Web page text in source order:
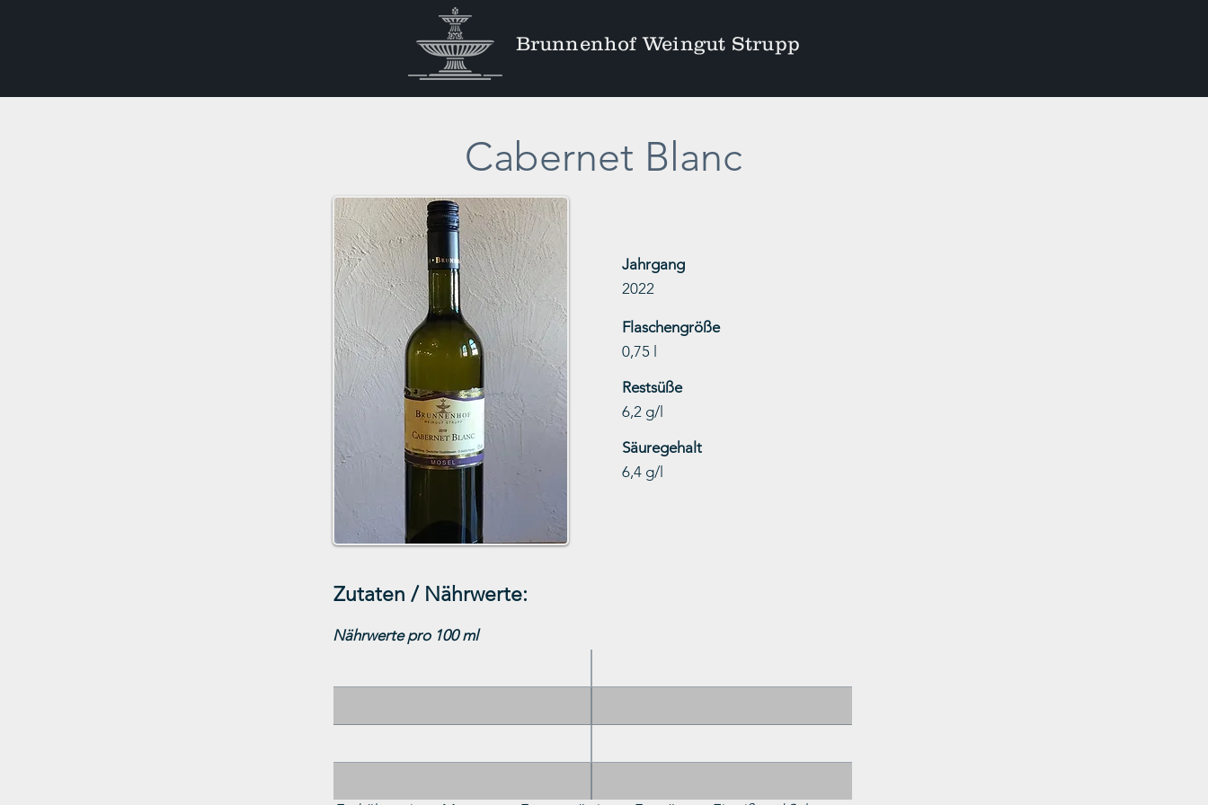
Brunnenhof Weingut Strupp
Cabernet Blanc
Jahrgang
2022
Flaschengröße
0,75 l
Restsüße
6,2 g/l
Säuregehalt
6,4 g/l
Zutaten / Nährwerte:
Nährwerte pro 100 ml